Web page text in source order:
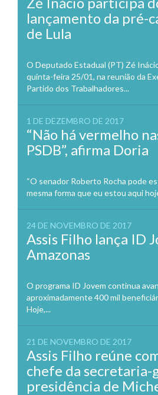
lançamento da pré-
de Lula
O Deputado Estadual (PT) Zé
quinta-feira 25/01, na reunião da
Partido dos Trabalhadores...
1 DE DEZEMBRO DE 2017
“Não há vermelho
PSDB”, afirma Doria
“O senador Roberto Rocha pode
mesma forma que eu estou aqui
24 DE NOVEMBRO DE 2017
Assis Filho lança ID
Amazonas
O programa ID Jovem continua
aproximadamente 400 mil
Hoje,...
21 DE NOVEMBRO DE 2017
Assis Filho reúne
chefe da secretaria-
presidência de